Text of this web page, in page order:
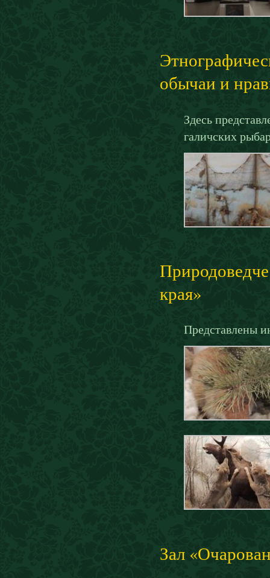
обычаи и
Здесь
галичских
края»
Представлены
Зал